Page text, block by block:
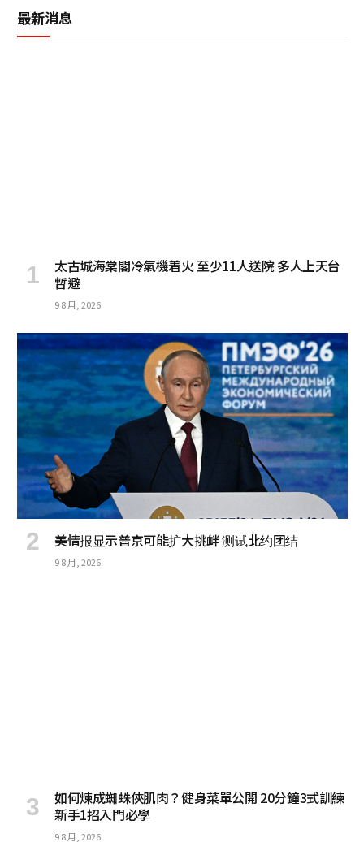
最新消息
太古城海棠閣冷氣機着火 至少11人送院 多人上天台
暫避
9 8 月, 2026
美情报显示普京可能扩大挑衅 测试北约团结
9 8 月, 2026
如何煉成蜘蛛俠肌肉？健身菜單公開 20分鐘3式訓練
新手1招入門必學
9 8 月, 2026